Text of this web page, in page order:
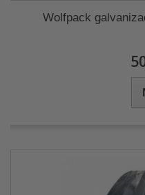
Wolfpack